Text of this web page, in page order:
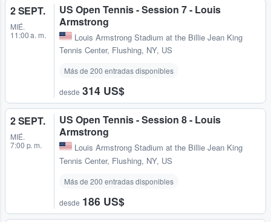
2 SEPT.
MIÉ.
11:00 a. m.
US Open Tennis - Session 7 - Louis
Armstrong
Louis Armstrong Stadium at the Billie Jean King
Tennis Center, Flushing, NY, US
Más de 200 entradas disponibles
desde 314 US$
2 SEPT.
MIÉ.
7:00 p. m.
US Open Tennis - Session 8 - Louis
Armstrong
Louis Armstrong Stadium at the Billie Jean King
Tennis Center, Flushing, NY, US
Más de 200 entradas disponibles
desde 186 US$